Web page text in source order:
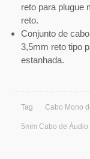
reto para plugue
reto.
Conjunto de
3,5mm reto tipo
estanhada.
Tag Cabo Mono
5mm Cabo de